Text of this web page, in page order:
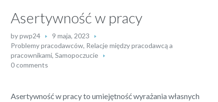
Asertywność w pracy
bypwp24
9 maja, 2023
Problemy pracodawców, Relacje między pracodawcą a
pracownikami,Samopoczucie
0 comments
Asertywność w pracy to umiejętność wyrażania własnych